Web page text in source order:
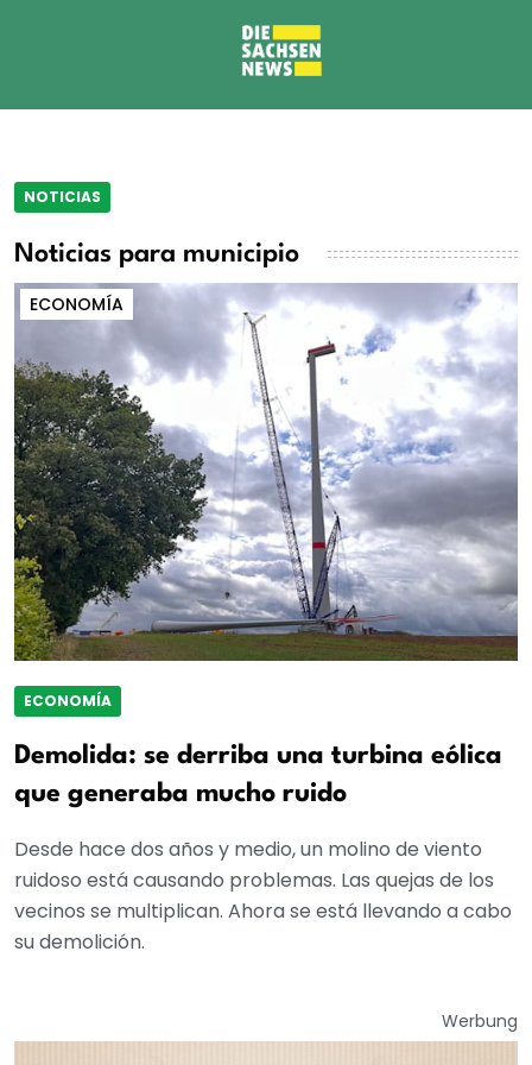
NOTICIAS
Noticias para municipio
ECONOMÍA
ECONOMÍA
Demolida: se derriba una turbina eólica
que generaba mucho ruido
Desde hace dos años y medio, un molino de viento
ruidoso está causando problemas. Las quejas de los
vecinos se multiplican. Ahora se está llevando a cabo
su demolición.
Werbung